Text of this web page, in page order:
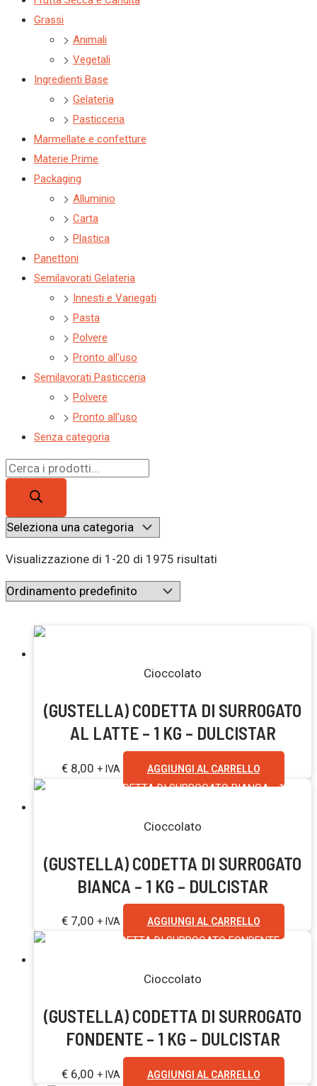
Grassi
Animali
Vegetali
Ingredienti Base
Gelateria
Pasticceria
Marmellate e confetture
Materie Prime
Packaging
Alluminio
Carta
Plastica
Panettoni
Semilavorati Gelateria
Innesti e Variegati
Pasta
Polvere
Pronto all'uso
Semilavorati Pasticceria
Polvere
Pronto all'uso
Senza categoria
Visualizzazione di 1-20 di 1975 risultati
Cioccolato
(GUSTELLA) CODETTA DI SURROGATO
AL LATTE – 1 KG – DULCISTAR
€8,00 + IVA AGGIUNGI AL CARRELLO
Cioccolato
(GUSTELLA) CODETTA DI SURROGATO
BIANCA – 1 KG – DULCISTAR
€7,00 + IVA AGGIUNGI AL CARRELLO
Cioccolato
(GUSTELLA) CODETTA DI SURROGATO
FONDENTE – 1 KG – DULCISTAR
€6,00 + IVA AGGIUNGI AL CARRELLO